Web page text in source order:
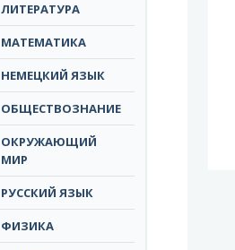
ЛИТЕРАТУРА
МАТЕМАТИКА
НЕМЕЦКИЙ ЯЗЫК
ОБЩЕСТВОЗНАНИЕ
ОКРУЖАЮЩИЙ
МИР
РУССКИЙ ЯЗЫК
ФИЗИКА